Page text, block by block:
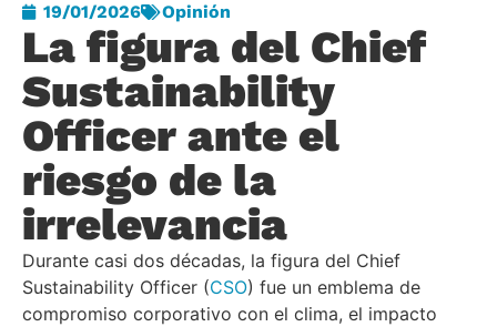
19/01/2026 Opinión
La figura del Chief
Sustainability
Officer ante el
riesgo de la
irrelevancia
Durante casi dos décadas, la figura del Chief
Sustainability Officer (CSO) fue un emblema de
compromiso corporativo con el clima, el impacto